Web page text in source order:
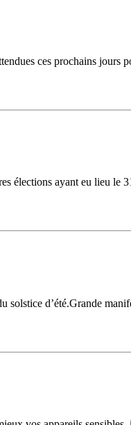
ces prochains jours
élections ayant eu lieu le
d’été.Grande